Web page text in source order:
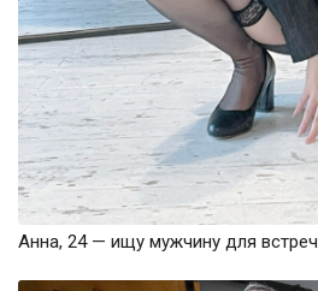
Анна, 24 — ищу мужчину для встреч